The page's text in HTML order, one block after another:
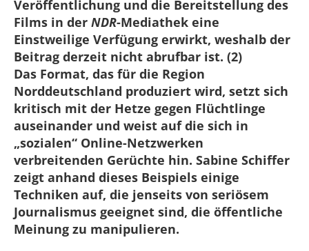
Veröffentlichung und die Bereitstellung des
Films in der NDR-Mediathek eine
Einstweilige Verfügung erwirkt, weshalb der
Beitrag derzeit nicht abrufbar ist. (2)
Das Format, das für die Region
Norddeutschland produziert wird, setzt sich
kritisch mit der Hetze gegen Flüchtlinge
auseinander und weist auf die sich in
„sozialen“ Online-Netzwerken
verbreitenden Gerüchte hin. Sabine Schiffer
zeigt anhand dieses Beispiels einige
Techniken auf, die jenseits von seriösem
Journalismus geeignet sind, die öffentliche
Meinung zu manipulieren.